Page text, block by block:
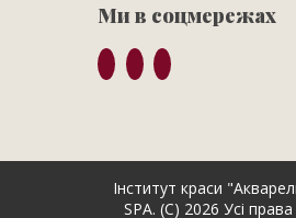
Ми в соцмережах
Інститут краси
SPA. (C) 2026 Усі